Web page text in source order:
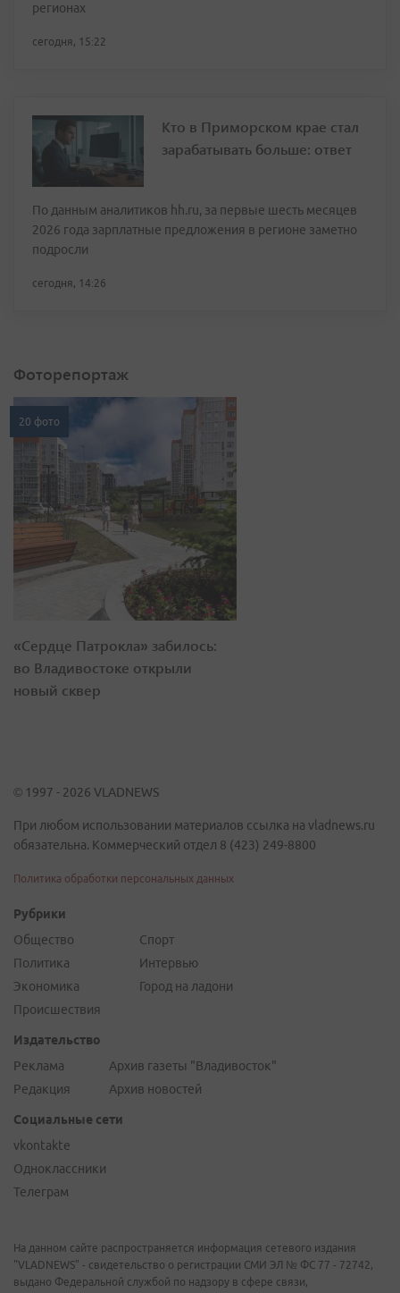
регионах
сегодня, 15:22
Кто в Приморском крае стал
зарабатывать больше: ответ
По данным аналитиков hh.ru, за первые шесть месяцев
2026 года зарплатные предложения в регионе заметно
подросли
сегодня, 14:26
Фоторепортаж
20 фото
«Сердце Патрокла» забилось:
во Владивостоке открыли
новый сквер
© 1997 - 2026 VLADNEWS
При любом использовании материалов ссылка на vladnews.ru
обязательна. Коммерческий отдел 8 (423) 249-8800
Политика обработки персональных данных
Рубрики
Общество
Политика
Экономика
Происшествия
Спорт
Интервью
Город на ладони
Издательство
Реклама
Редакция
Архив газеты "Владивосток"
Архив новостей
Социальные сети
vkontakte
Одноклассники
Телеграм
На данном сайте распространяется информация сетевого издания
"VLADNEWS" - свидетельство о регистрации СМИ ЭЛ № ФС 77 - 72742,
выдано Федеральной службой по надзору в сфере связи,